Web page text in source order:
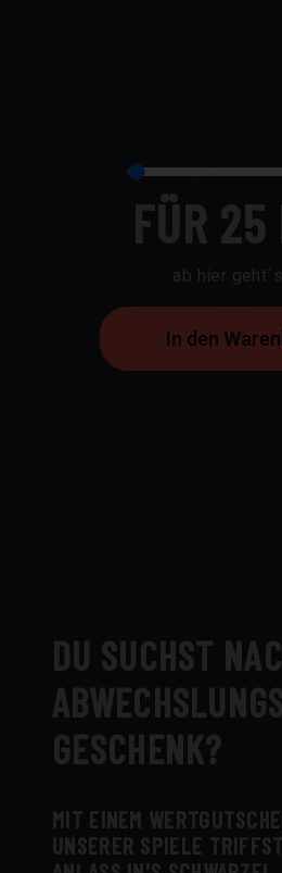
FÜR 25
ab hier
In den
DU SUCHST
GESCHENK?
MIT EINEM
UNSERER SPIELE